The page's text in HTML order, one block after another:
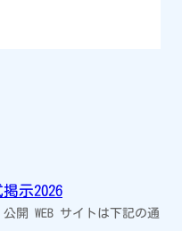
示2026
開 WEB サイトは下記の通